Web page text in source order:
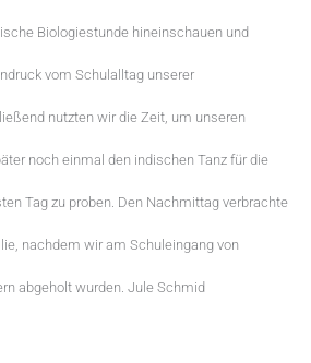
Biologiestunde hineinschauen und
vom Schulalltag unserer
nutzten wir die Zeit, um unseren
noch einmal den indischen Tanz für die
Tag zu proben. Den Nachmittag verbrachte
nachdem wir am Schuleingang von
abgeholt wurden. Jule Schmid